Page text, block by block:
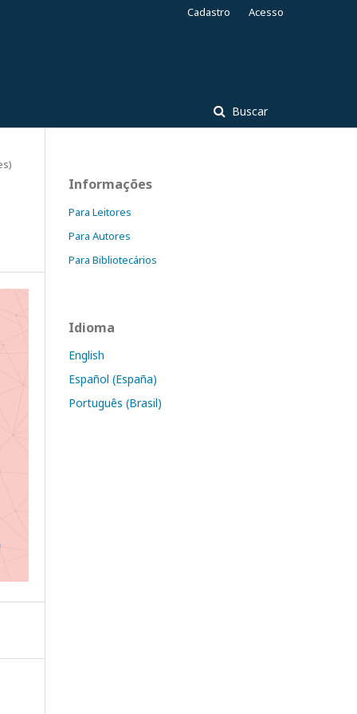
Buscar
Cadastro Acesso
Informações
Para Leitores
Para Autores
Para Bibliotecários
Idioma
English
Español (España)
Português (Brasil)